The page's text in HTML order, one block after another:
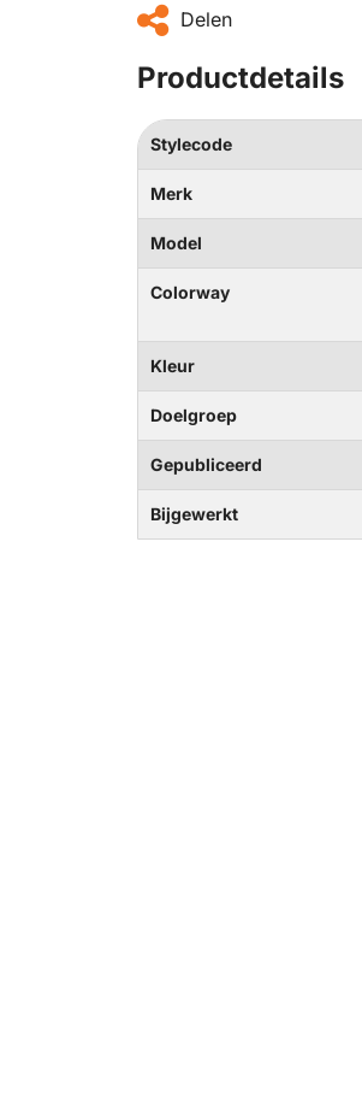
Delen
Productdetails
Stylecode
Merk
Model
Colorway
Kleur
Doelgroep
Gepubliceerd
Bijgewerkt